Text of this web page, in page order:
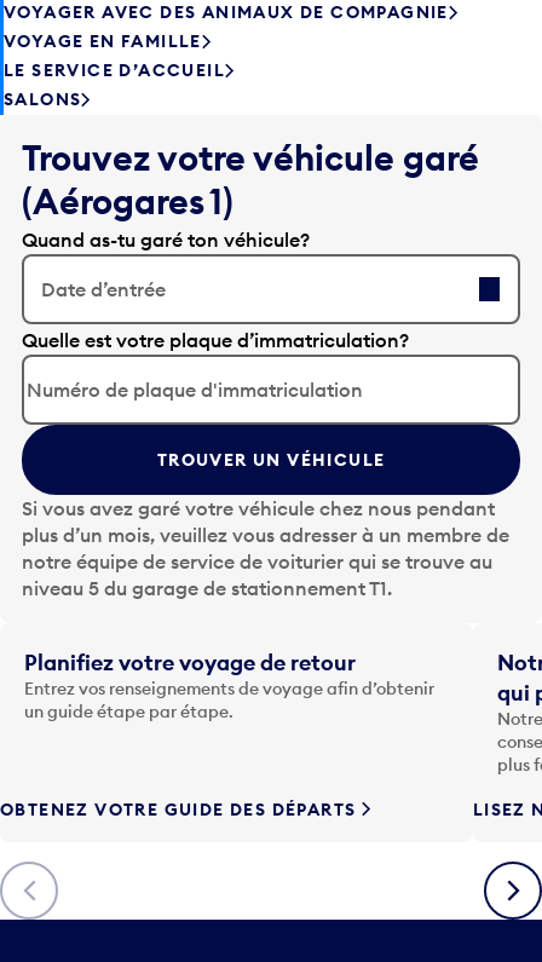
VOYAGER AVEC DES ANIMAUX DE COMPAGNIE
VOYAGE EN FAMILLE
LE SERVICE D’ACCUEIL
SALONS
Trouvez votre véhicule garé
(Aérogares 1)
Quand as-tu garé ton véhicule?
Date d’entrée
A
p
p
u
y
e
z
s
u
r
l
t
o
u
F
è
c
h
Quelle est votre plaque d’immatriculation?
TROUVER UN VÉHICULE
Si vous avez garé votre véhicule chez nous pendant
plus d’un mois, veuillez vous adresser à un membre de
notre équipe de service de voiturier qui se trouve au
niveau 5 du garage de stationnement T1.
Précédent
Planifiez votre voyage de retour
Entrez vos renseignements de voyage afin d’obtenir
un guide étape par étape.
OBTENEZ VOTRE GUIDE DES DÉPARTS
qui
plus
LISEZ